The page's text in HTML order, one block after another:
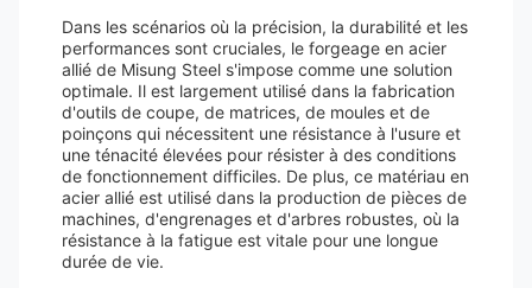
Dans les scénarios où la précision, la durabilité et les
performances sont cruciales, le forgeage en acier
allié de Misung Steel s'impose comme une solution
optimale. Il est largement utilisé dans la fabrication
d'outils de coupe, de matrices, de moules et de
poinçons qui nécessitent une résistance à l'usure et
une ténacité élevées pour résister à des conditions
de fonctionnement difficiles. De plus, ce matériau en
acier allié est utilisé dans la production de pièces de
machines, d'engrenages et d'arbres robustes, où la
résistance à la fatigue est vitale pour une longue
durée de vie.